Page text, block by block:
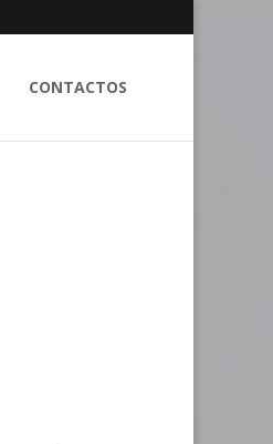
CONTACTOS